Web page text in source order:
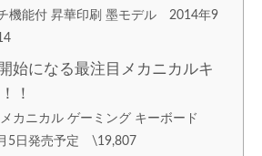
機能付 昇華印刷 墨モデル 2014年9
始になる最注目メカニカルキ
！
メカニカル ゲーミング キーボード
5日発売予定 \19,807